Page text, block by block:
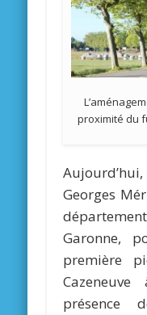
proximité du
Georges
Garonne,
première
Cazeneuve
présence